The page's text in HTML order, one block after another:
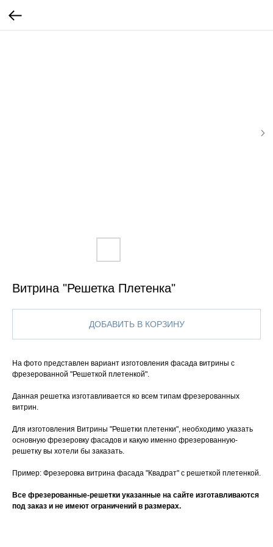
Витрина "Решетка Плетенка"
ДОБАВИТЬ В КОРЗИНУ
На фото представлен вариант изготовления фасада витрины с
фрезерованной "Решеткой плетенкой".
Данная решетка изготавливается ко всем типам фрезерованных
витрин.
Для изготовления Витрины "Решетки плетенки", необходимо указать
основную фрезеровку фасадов и какую именно фрезерованную-
решетку вы хотели бы заказать.
Пример: Фрезеровка витрина фасада "Квадрат" с решеткой плетенкой.
Все фрезерованные-решетки указанные на сайте изготавливаются
под заказ и не имеют ограничений в размерах.